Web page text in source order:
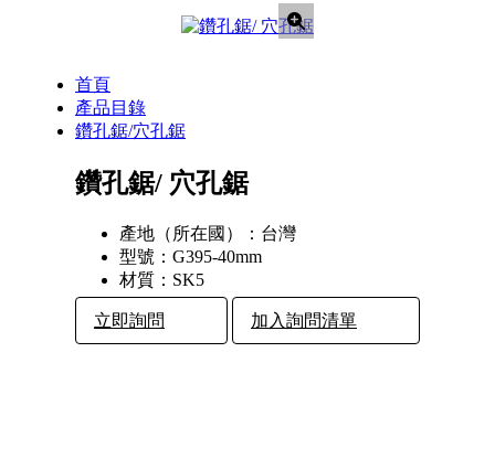
首頁
產品目錄
鑽孔鋸/穴孔鋸
鑽孔鋸/ 穴孔鋸
產地（所在國）： 台灣
型號： G395-40mm
材質： SK5
立即詢問 加入詢問清單